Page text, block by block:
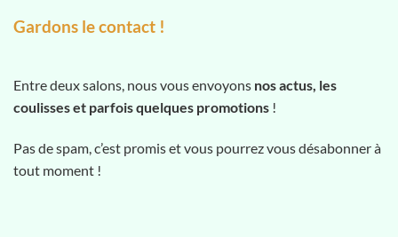
Gardons le contact !
Entre deux salons, nous vous envoyons nos actus, les
coulisses et parfois quelques promotions !
Pas de spam, c’est promis et vous pourrez vous désabonner à
tout moment !